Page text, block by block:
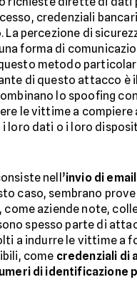
credenziali
percezione di
forma di
metodo
di questo attacco è il
lo spoofing
le vittime a compiere
loro dati o i loro
nell’invio di
caso, sembrano
aziende note,
spesso parte di
a indurre le vittime a
come credenziali di
di identificazione